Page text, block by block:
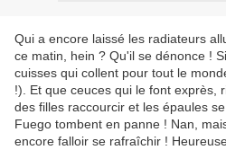
Qui a encore laissé les radiateurs
ce matin, hein ? Qu'il se dénonce !
cuisses qui collent pour tout le
!). Et que ceuces qui le font exprès,
des filles raccourcir et les épaules
Fuego tombent en panne ! Nan,
encore falloir se rafraîchir !